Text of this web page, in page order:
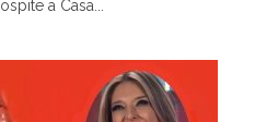
a Casa...